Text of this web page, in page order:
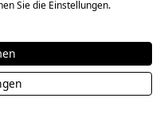
2026
gute Eheringe
Sie die Einstellungen.